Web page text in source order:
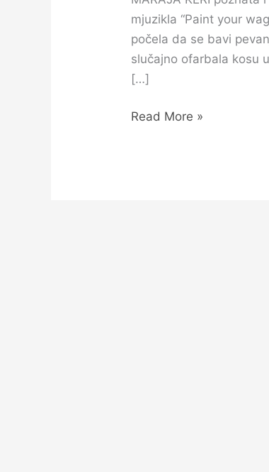
mjuzikla “Paint your
počela da se bavi
slučajno ofarbala kosu
[…]
Read More »